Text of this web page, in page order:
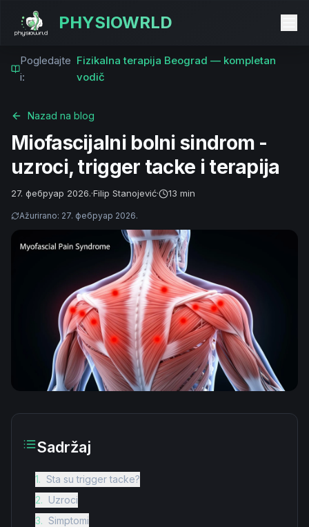
PHYSIOWRLD
Pogledajte
i:
Fizikalna terapija Beograd — kompletan
vodič
Nazad na blog
Miofascijalni bolni sindrom -
uzroci, trigger tacke i terapija
27. фебруар 2026.·Filip Stanojević· 13 min
Ažurirano: 27. фебруар 2026.
Sadržaj
1. Sta su trigger tacke?
2. Uzroci
3. Simptomi